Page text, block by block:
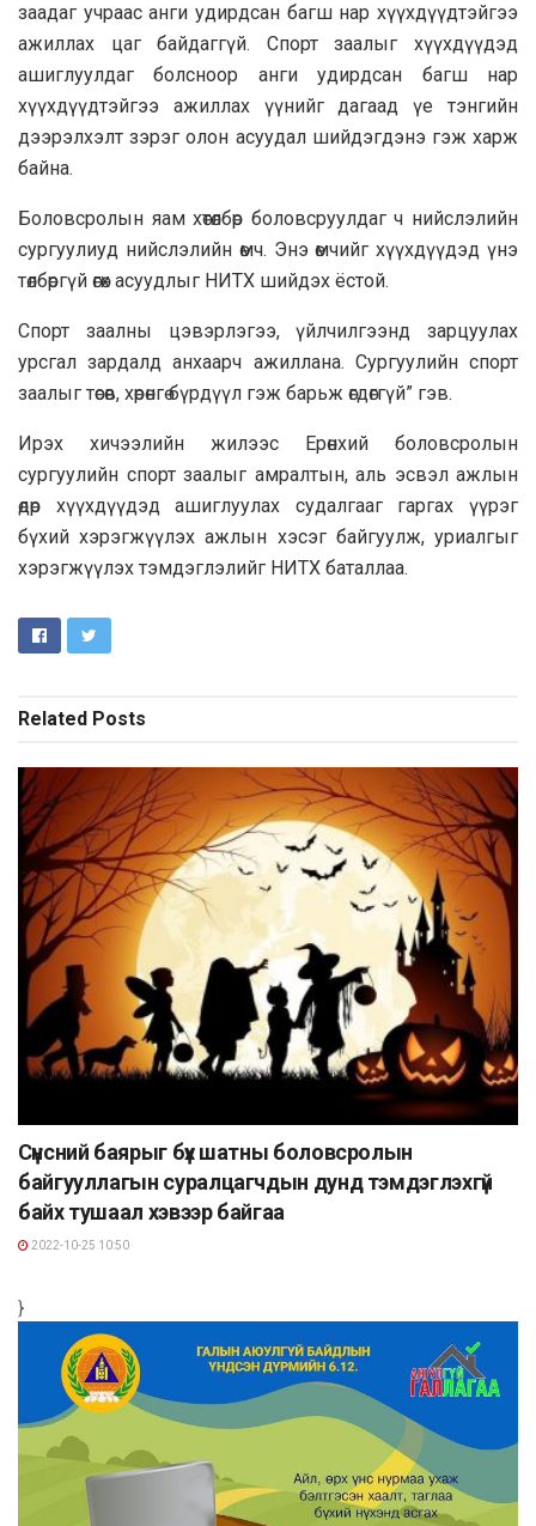
заадаг учраас анги удирдсан багш нар хүүхдүүдтэйгээ
ажиллах цаг байдаггүй. Спорт заалыг хүүхдүүдэд
ашиглуулдаг болсноор анги удирдсан багш нар
хүүхдүүдтэйгээ ажиллах үүнийг дагаад үе тэнгийн
дээрэлхэлт зэрэг олон асуудал шийдэгдэнэ гэж харж
байна.
Боловсролын яам хөтөлбөр боловсруулдаг ч нийслэлийн
сургуулиуд нийслэлийн өмч. Энэ өмчийг хүүхдүүдэд үнэ
төлбөргүй өгөх асуудлыг НИТХ шийдэх ёстой.
Спорт заалны цэвэрлэгээ, үйлчилгээнд зарцуулах
урсгал зардалд анхаарч ажиллана. Сургуулийн спорт
заалыг төсөв, хөрөнгө бүрдүүл гэж барьж өгдөггүй” гэв.
Ирэх хичээлийн жилээс Ерөнхий боловсролын
сургуулийн спорт заалыг амралтын, аль эсвэл ажлын
өдөр хүүхдүүдэд ашиглуулах судалгааг гаргах үүрэг
бүхий хэрэгжүүлэх ажлын хэсэг байгуулж, уриалгыг
хэрэгжүүлэх тэмдэглэлийг НИТХ баталлаа.
Related Posts
Сүнсний баярыг бүх шатны боловсролын
байгууллагын суралцагчдын дунд тэмдэглэхгүй
байх тушаал хэвээр байгаа
2022-10-25 10:50
}